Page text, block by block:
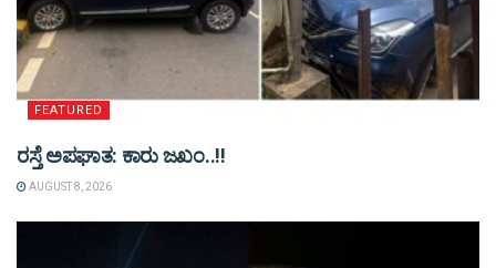
FEATURED
ರಸ್ತೆ ಅಪಘಾತ: ಕಾರು ಜಖಂ..!!
AUGUST 8, 2026